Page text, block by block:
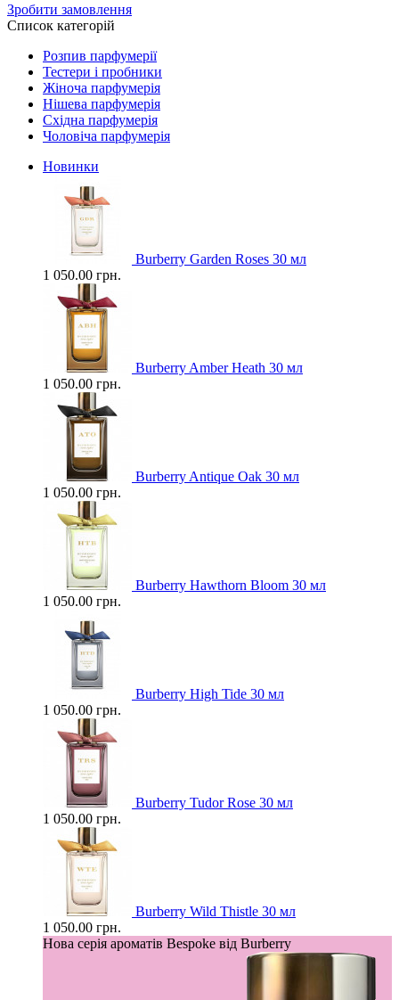
Зробити замовлення
Список категорій
Розпив парфумерії
Тестери і пробники
Жіноча парфумерія
Нішева парфумерія
Східна парфумерія
Чоловіча парфумерія
Новинки
Burberry Garden Roses 30 мл
1 050.00 грн.
Burberry Amber Heath 30 мл
1 050.00 грн.
Burberry Antique Oak 30 мл
1 050.00 грн.
Burberry Hawthorn Bloom 30 мл
1 050.00 грн.
Burberry High Tide 30 мл
1 050.00 грн.
Burberry Tudor Rose 30 мл
1 050.00 грн.
Burberry Wild Thistle 30 мл
1 050.00 грн.
Нова серія ароматів Bespoke від Burberry